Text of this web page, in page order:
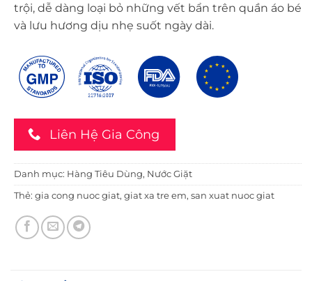
trội, dễ dàng loại bỏ những vết bẩn trên quần áo bé
và lưu hương dịu nhẹ suốt ngày dài.
Liên Hệ Gia Công
Danh mục: Hàng Tiêu Dùng, Nước Giặt
Thẻ: gia cong nuoc giat, giat xa tre em, san xuat nuoc giat